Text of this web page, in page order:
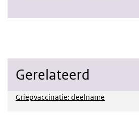
Gerelateerd
Griepvaccinatie: deelname